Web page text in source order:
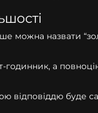
можна назвати
годинник, а
відповіддю буде